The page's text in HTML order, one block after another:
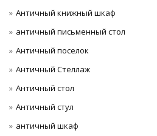
Античный книжный шкаф
античный письменный стол
Античный поселок
Античный Стеллаж
Античный стол
Античный стул
античный шкаф